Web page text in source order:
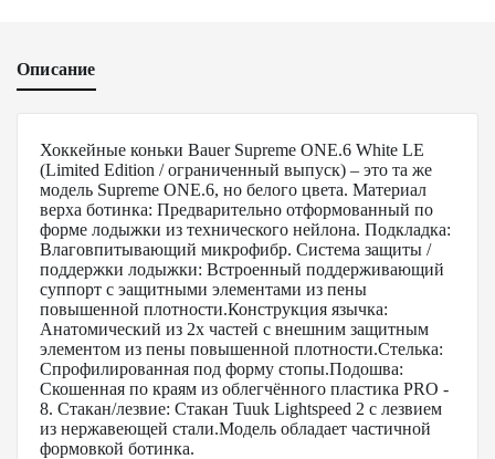
Описание
Хоккейные коньки Bauer Supreme ONE.6 White LE
(Limited Edition / ограниченный выпуск) – это та же
модель Supreme ONE.6, но белого цвета. Материал
верха ботинка: Предварительно отформованный по
форме лодыжки из технического нейлона. Подкладка:
Влаговпитывающий микрофибр. Система защиты /
поддержки лодыжки: Встроенный поддерживающий
суппорт с эащитными элементами из пены
повышенной плотности.Конструкция язычка:
Анатомический из 2х частей с внешним защитным
элементом из пены повышенной плотности.Стелька:
Спрофилированная под форму стопы.Подошва:
Скошенная по краям из облегчённого пластика PRO -
8. Стакан/лезвие: Стакан Tuuk Lightspeed 2 с лезвием
из нержавеющей стали.Модель обладает частичной
формовкой ботинка.